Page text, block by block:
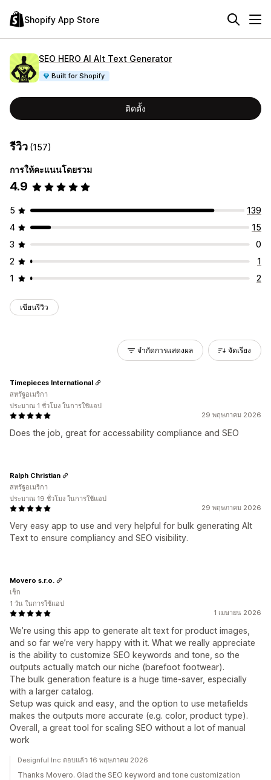
Shopify App Store
SEO HERO AI Alt Text Generator
Built for Shopify
ติดตั้ง
รีวิว (157)
การให้คะแนนโดยรวม
4.9
5
139
4
15
3
0
2
1
1
2
เขียนรีวิว
จำกัดการแสดงผล จัดเรียง
29 พฤษภาคม 2026
Does the job, great for accessability compliance and SEO
Timepieces International
สหรัฐอเมริกา
ประมาณ 1 ชั่วโมง ในการใช้แอป
29 พฤษภาคม 2026
Very easy app to use and very helpful for bulk generating Alt
Text to ensure compliancy and SEO visibility.
Ralph Christian
สหรัฐอเมริกา
ประมาณ 19 ชั่วโมง ในการใช้แอป
1 เมษายน 2026
We’re using this app to generate alt text for product images,
and so far we’re very happy with it. What we really appreciate
is the ability to customize SEO keywords and tone, so the
outputs actually match our niche (barefoot footwear).
The bulk generation feature is a huge time-saver, especially
with a larger catalog.
Setup was quick and easy, and the option to use metafields
makes the outputs more accurate (e.g. color, product type).
Overall, a great tool for scaling SEO without a lot of manual
work
Movero s.r.o.
เช็ก
1 วัน ในการใช้แอป
Designful Inc ตอบแล้ว 16 พฤษภาคม 2026
Thanks Movero. Glad the SEO keyword and tone customization